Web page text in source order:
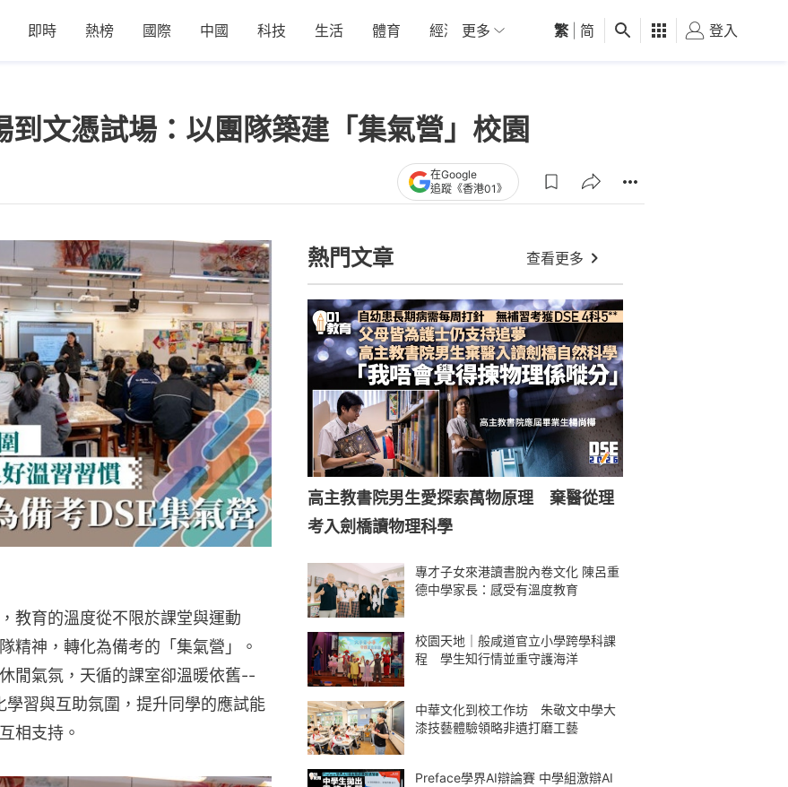
即時 熱榜 國際 中國 科技 生活 體育 經濟 01深圳 觀點 健康 好食玩飛
更多 繁 简 登入
文憑試場：以團隊築建「集氣營」校園
在Google
追蹤《香港01》
教育的溫度從不限於課堂與運動
精神，轉化為備考的「集氣營」。
閒氣氛，天循的課室卻溫暖依舊--
學習與互助氛圍，提升同學的應試能
相支持。
熱門文章 查看更多
高主教書院男生愛探索萬物原理 棄醫從理
考入劍橋讀物理科學
專才子女來港讀書脫內卷文化 陳呂重
德中學家長：感受有溫度教育
校園天地｜般咸道官立小學跨學科課
程 學生知行情並重守護海洋
中華文化到校工作坊 朱敬文中學大
漆技藝體驗領略非遺打磨工藝
Preface學界AI辯論賽 中學組激辯AI